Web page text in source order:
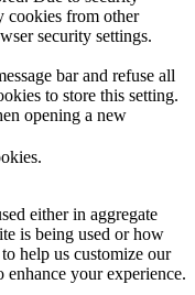
cookies from other
security settings.
bar and refuse all
to store this setting.
opening a new
either in aggregate
is being used or how
help us customize our
your experience.